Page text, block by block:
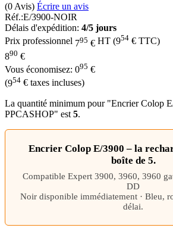
(0 Avis) Écrire un avis
Réf.:E/3900-NOIR
Délais d'expédition: 4/5 jours
Prix professionnel 795 € HT (954 € TTC)
890 €
Vous économisez: 095 €
(954 € taxes incluses)
La quantité minimum pour "Encrier Colop
PPCASHOP" est 5.
Encrier Colop E/3900 – la
boîte de 5.
Compatible Expert 3900, 3960, 3960
DD
Noir disponible immédiatement · Bleu,
délai.